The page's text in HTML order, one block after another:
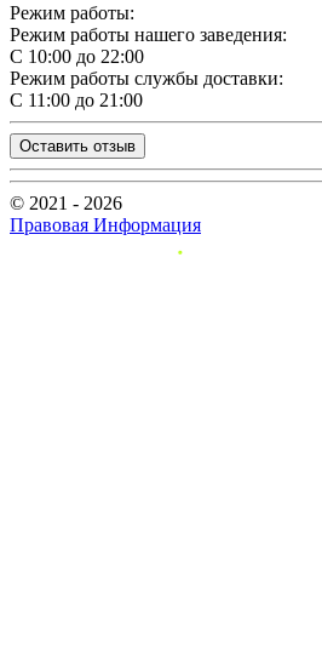
Режим работы:
Режим работы нашего заведения:
С 10:00 до 22:00
Режим работы службы доставки:
С 11:00 до 21:00
Оставить отзыв
© 2021 - 2026
Правовая Информация